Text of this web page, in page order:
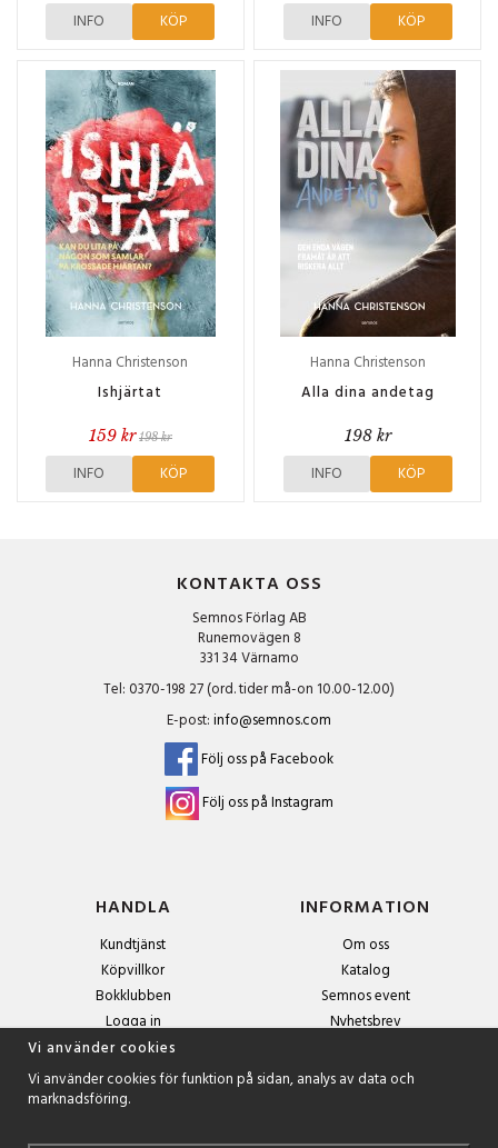
INFO KÖP INFO KÖP
Hanna Christenson
Ishjärtat
159 kr 198 kr
INFO KÖP
Hanna Christenson
Alla dina andetag
198 kr
INFO KÖP
KONTAKTA OSS
Semnos Förlag AB
Runemovägen 8
331 34 Värnamo
Tel: 0370-198 27 (ord. tider må-on 10.00-12.00)
E-post:info@semnos.com
Följ oss på Facebook
Följ oss på Instagram
HANDLA
Kundtjänst
Köpvillkor
Bokklubben
Logga in
INFORMATION
Om oss
Katalog
Semnos event
Nyhetsbrev
Anmäl dig till nyhetsbrevet och få exklusiva erbjudanden och
Vi använder cookies
Vi använder cookies för funktion på sidan, analys av data och
marknadsföring.